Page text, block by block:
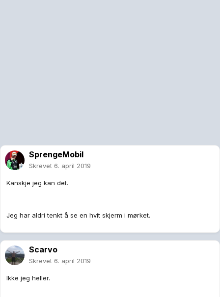
SprengeMobil
Skrevet 6. april 2019
Kanskje jeg kan det.
Jeg har aldri tenkt å se en hvit skjerm i mørket.
Scarvo
Skrevet 6. april 2019
Ikke jeg heller.